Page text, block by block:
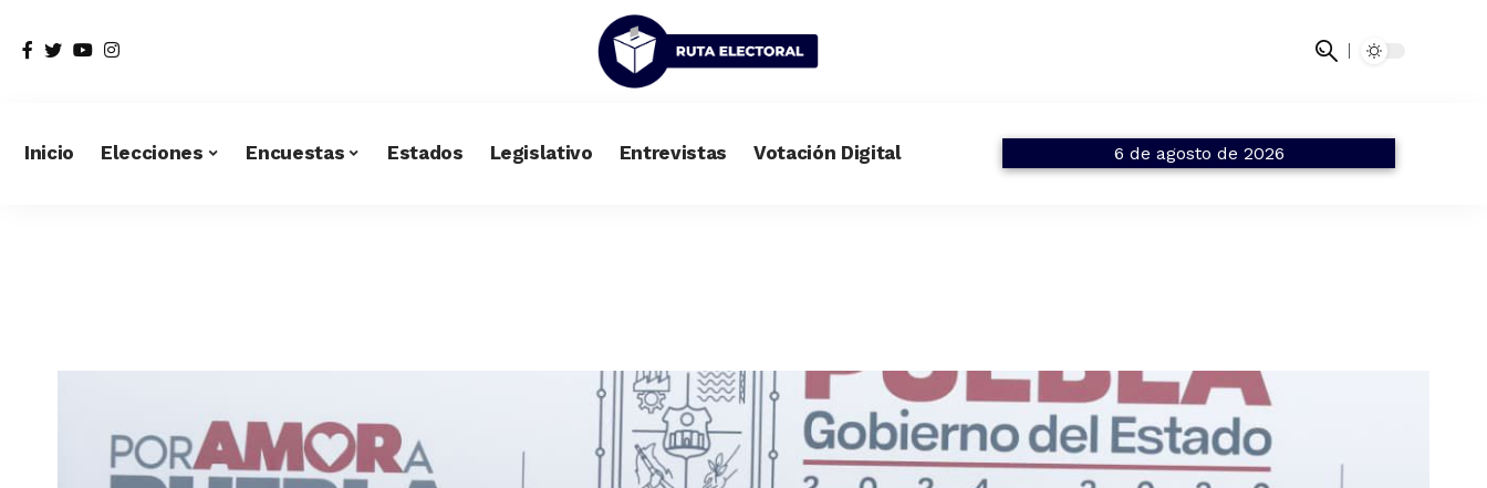
Inicio Elecciones Encuestas Estados Legislativo Entrevistas Votación Digital 6 de agosto de 2026